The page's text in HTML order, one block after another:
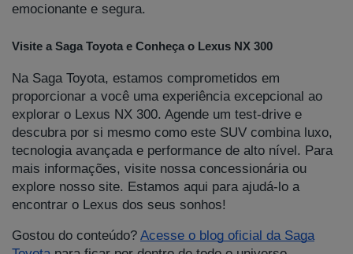
emocionante e segura.
Visite a Saga Toyota e Conheça o Lexus NX 300
Na Saga Toyota, estamos comprometidos em
proporcionar a você uma experiência excepcional ao
explorar o Lexus NX 300. Agende um test-drive e
descubra por si mesmo como este SUV combina luxo,
tecnologia avançada e performance de alto nível. Para
mais informações, visite nossa concessionária ou
explore nosso site. Estamos aqui para ajudá-lo a
encontrar o Lexus dos seus sonhos!
Gostou do conteúdo? Acesse o blog oficial da Saga